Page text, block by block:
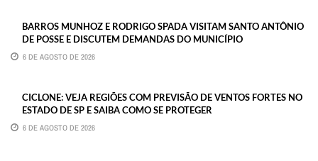
BARROS MUNHOZ E RODRIGO SPADA VISITAM SANTO ANTÔNIO
DE POSSE E DISCUTEM DEMANDAS DO MUNICÍPIO
6 DE AGOSTO DE 2026
CICLONE: VEJA REGIÕES COM PREVISÃO DE VENTOS FORTES NO
ESTADO DE SP E SAIBA COMO SE PROTEGER
6 DE AGOSTO DE 2026